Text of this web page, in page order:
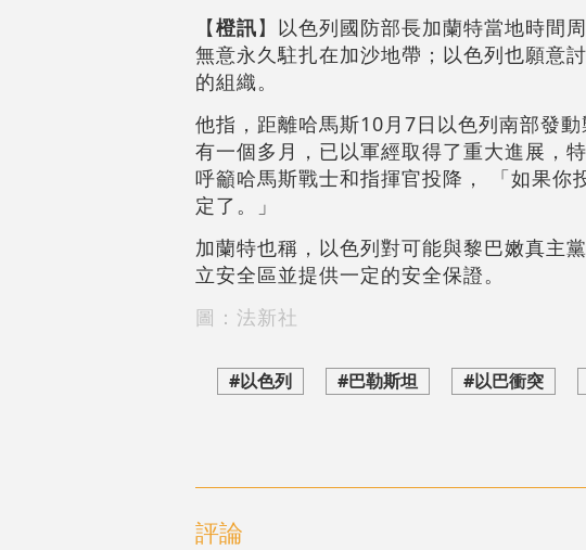
【橙訊】以色列國防部長加蘭特當地時間
無意永久駐扎在加沙地帶；以色列也願意
的組織。
他指，距離哈馬斯10月7日以色列南部發
有一個多月，已以軍經取得了重大進展，
呼籲哈馬斯戰士和指揮官投降， 「如果你
定了。」
加蘭特也稱，以色列對可能與黎巴嫩真主
立安全區並提供一定的安全保證。
圖：法新社
#以色列 #巴勒斯坦 #以巴衝突
評論